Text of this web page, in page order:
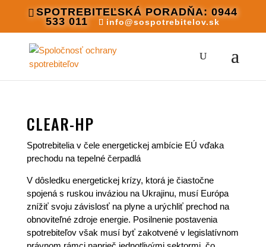
SPOTREBITEĽSKÁ PORADŇA: 0944
533 011
info@sospotrebitelov.sk
CLEAR-HP
Spotrebitelia v čele energetickej ambície EÚ vďaka
prechodu na tepelné čerpadlá
V dôsledku energetickej krízy, ktorá je čiastočne
spojená s ruskou inváziou na Ukrajinu, musí Európa
znížiť svoju závislosť na plyne a urýchliť prechod na
obnoviteľné zdroje energie. Posilnenie postavenia
spotrebiteľov však musí byť zakotvené v legislatívnom